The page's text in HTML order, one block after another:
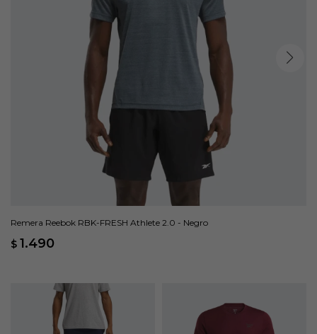
Remera Reebok RBK-FRESH Athlete 2.0 - Negro
$ 1.490